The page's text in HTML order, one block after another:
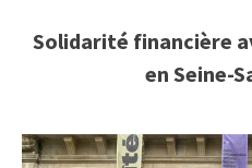
Solidarité financière
en Seine-